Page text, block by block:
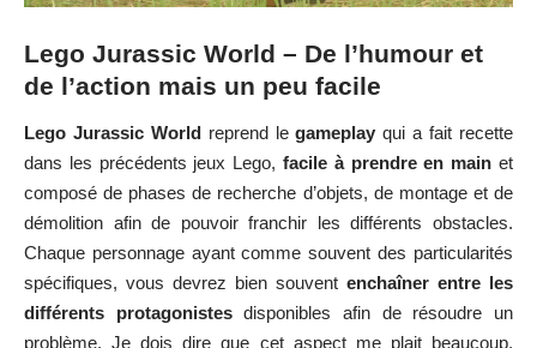
Lego Jurassic World – De l’humour et
de l’action mais un peu facile
Lego Jurassic Worldreprend legameplay qui a fait recette
dans les précédents jeux Lego, facile à prendre en main et
composé de phases de recherche d’objets, de montage et de
démolition afin de pouvoir franchir les différents obstacles.
Chaque personnage ayant comme souvent des particularités
spécifiques, vous devrez bien souvent enchaîner entre les
différents protagonistesdisponibles afin de résoudre un
problème. Je dois dire que cet aspect me plait beaucoup,